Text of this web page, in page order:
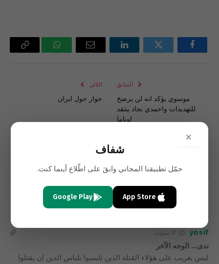
فيسبوك تويتر لينكدإن
البريد
واتساب Copy
السابق
موسوي يؤكد انه لن يرضخ
للتهديدات واحمدي نجاد ينتقد
اوباما
التالي
حوار حول ايران
تعليقات
الأحدث
yosif 17 سنوات
ندى… الوجه الآخر
ليس بغريب على هؤلاء القتلة الذين تلبسوا بلباس الدين ان يقتلوا
×
شفاف
حمّل تطبيقنا المجاني وابقَ على اطّلاع أينما كنت.
App Store
Google Play